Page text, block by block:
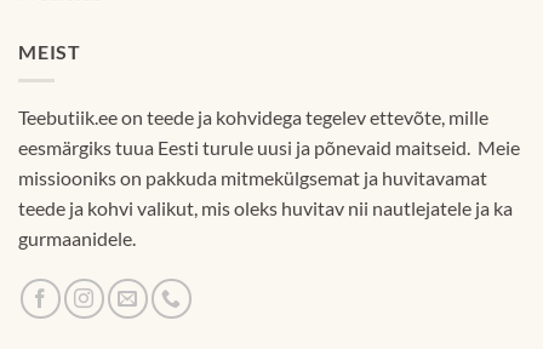
MEIST
Teebutiik.ee on teede ja kohvidega tegelev ettevõte, mille
eesmärgiks tuua Eesti turule uusi ja põnevaid maitseid. Meie
missiooniks on pakkuda mitmekülgsemat ja huvitavamat
teede ja kohvi valikut, mis oleks huvitav nii nautlejatele ja ka
gurmaanidele.